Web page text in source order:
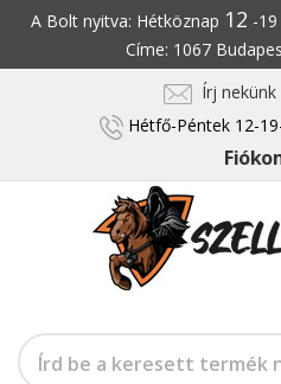
A Bolt nyitva: Hétköznap 12 -
Címe: 1067
Írj
Hétfő-Péntek 12-